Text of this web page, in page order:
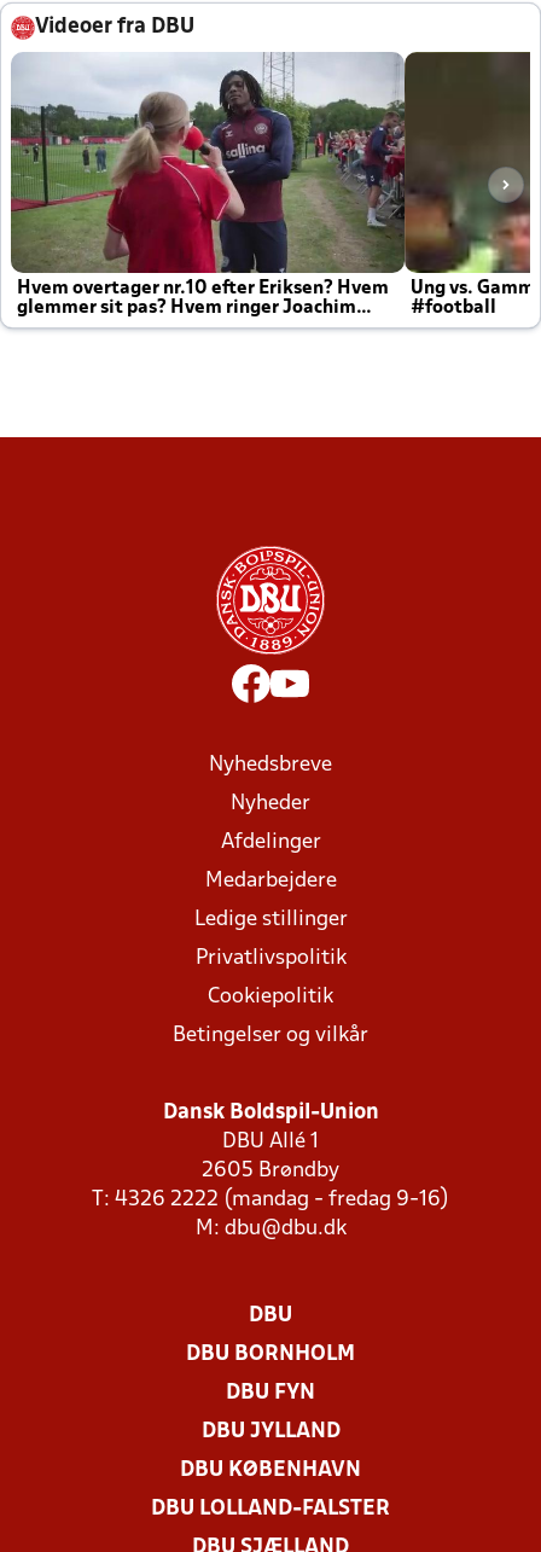
Videoer fra DBU
Hvem overtager nr.10 efter Eriksen? Hvem
glemmer sit pas? Hvem ringer Joachim
altid til efter kampe?
Ung vs.
#football
Nyhedsbreve
Nyheder
Afdelinger
Medarbejdere
Ledige stillinger
Privatlivspolitik
Cookiepolitik
Betingelser og vilkår
Dansk Boldspil-Union
DBU Allé 1
2605 Brøndby
T: 4326 2222 (mandag - fredag 9-16)
M: dbu@dbu.dk
DBU
DBU BORNHOLM
DBU FYN
DBU JYLLAND
DBU KØBENHAVN
DBU LOLLAND-FALSTER